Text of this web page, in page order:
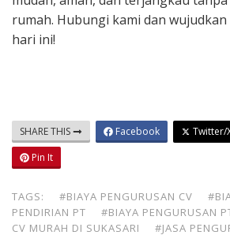
rumah. Hubungi kami dan
hari ini!
SHARE THIS Facebook Twitter/
Pin It
TAGS: #BIAYA PENGURUSAN CV
PENDIRIAN PT
#BIAYA PENGURUSAN
CV MURAH DI SUKASARI
#JASA